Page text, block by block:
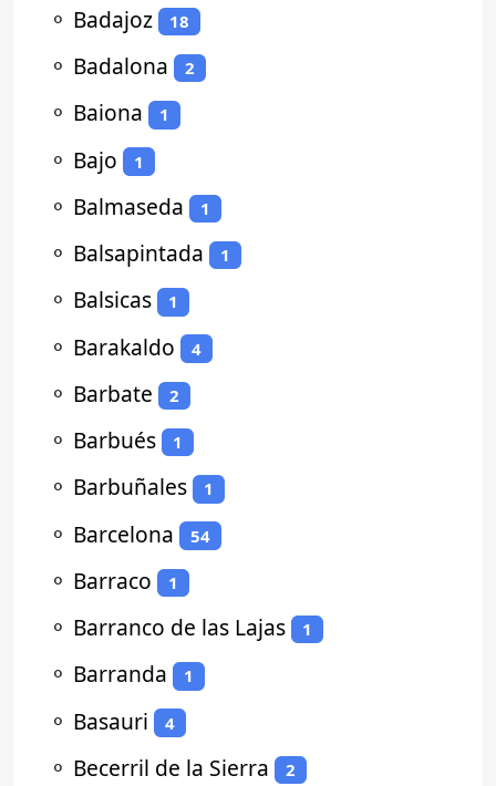
⚬ Badajoz 18
⚬ Badalona 2
⚬ Baiona 1
⚬ Bajo 1
⚬ Balmaseda 1
⚬ Balsapintada 1
⚬ Balsicas 1
⚬ Barakaldo 4
⚬ Barbate 2
⚬ Barbués 1
⚬ Barbuñales 1
⚬ Barcelona 54
⚬ Barraco 1
⚬ Barranco de las Lajas 1
⚬ Barranda 1
⚬ Basauri 4
⚬ Becerril de la Sierra 2